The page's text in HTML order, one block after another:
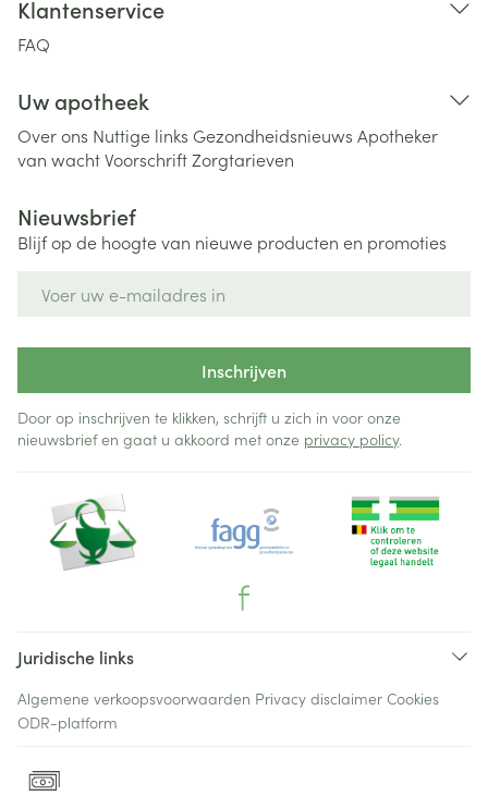
Klantenservice
FAQ
Uw apotheek
Over ons Nuttige links Gezondheidsnieuws Apotheker
van wachtVoorschriftZorgtarieven
Nieuwsbrief
Blijf op de hoogte van nieuwe producten en promoties
Inschrijven
Door op inschrijven te klikken, schrijft u zich in voor onze
nieuwsbrief en gaat u akkoord met onze privacy policy.
Juridische links
Algemene verkoopsvoorwaarden Privacy disclaimer Cookies
ODR-platform